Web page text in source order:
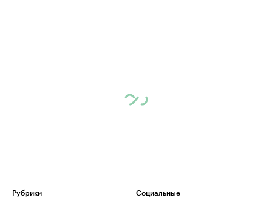
Рубрики
Социальные